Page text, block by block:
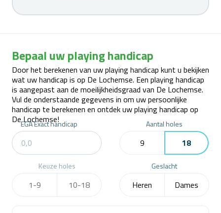
Bepaal uw playing handicap
Door het berekenen van uw playing handicap kunt u bekijken
wat uw handicap is op De Lochemse. Een playing handicap
is aangepast aan de moeilijkheidsgraad van De Lochemse.
Vul de onderstaande gegevens in om uw persoonlijke
handicap te berekenen en ontdek uw playing handicap op
De Lochemse!
EGA Exact handicap
9 18
Aantal holes
1-9 10-18
Keuze holes
Heren Dames
Geslacht